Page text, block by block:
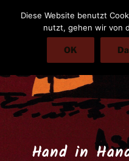
Inhalt
Hand in
Diese Website benutzt
nutzt, gehen wir von
OK